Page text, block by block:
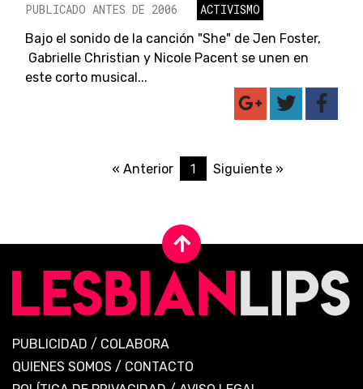
PUBLICADO ANTES DE 2006
ACTIVISMO
Bajo el sonido de la canción "She" de Jen Foster,
Gabrielle Christian y Nicole Pacent se unen en
este corto musical...
« Anterior 1 Siguiente »
PUBLICIDAD / COLABORA
QUIENES SOMOS / CONTACTO